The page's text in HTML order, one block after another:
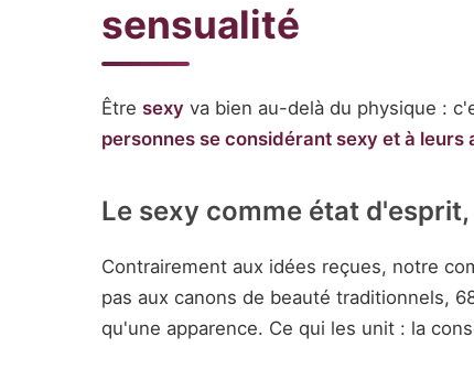
sensualité
Être sexy va bien au-delà du physique :
personnes se considérant sexy et à leurs
Le sexy comme état
Contrairement aux idées reçues, notre
pas aux canons de beauté traditionnels,
qu'une apparence. Ce qui les unit : la